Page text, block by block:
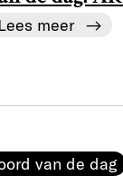
meer
van de dag